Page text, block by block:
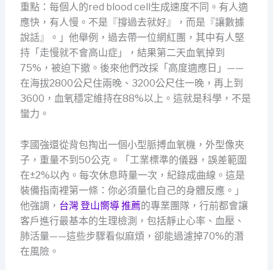
重點：每個人的red blood cell生成速度不同。有人適
應快，有人慢。不是『撐過去就好』，而是『讓數據
說話』。」他舉例，過去帶一位網紅團，其中有人堅
持「走慢就不會高山症」，結果第二天血氧掉到
75%，被迫下撤。後來他們改採「高度適應日」——
在海拔2800公尺住兩晚、3200公尺住一晚，再上到
3600，血氧穩定維持在88%以上。這就是科學，不是
蠻力。
李國強還從背包掏出一個小型脈搏血氧機，外型像夾
子，重量不到50公克。「工業標準的儀器，誤差範圍
在±2%以內。每次休息時量一次，紀錄成曲線。這是
裝備指南裡第一條：你必須量化自己的身體反應。」
他強調， 台灣 登山嚮導 推薦的專業團隊，行前都會讓
客戶進行最基本的生理檢測，包括靜止心率、血壓、
肺活量——這些步驟看似麻煩，卻能過濾掉70%的潛
在風險。